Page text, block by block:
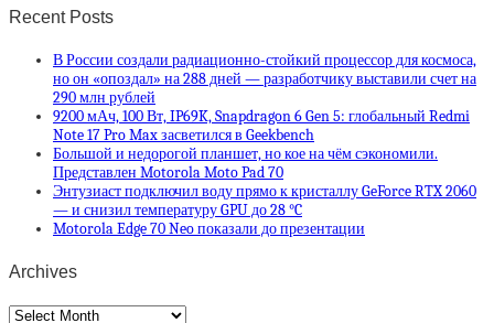
Recent Posts
В России создали радиационно-стойкий процессор для космоса,
но он «опоздал» на 288 дней — разработчику выставили счет на
290 млн рублей
9200 мАч, 100 Вт, IP69K, Snapdragon 6 Gen 5: глобальный Redmi
Note 17 Pro Max засветился в Geekbench
Большой и недорогой планшет, но кое на чём сэкономили.
Представлен Motorola Moto Pad 70
Энтузиаст подключил воду прямо к кристаллу GeForce RTX 2060
— и снизил температуру GPU до 28 °C
Motorola Edge 70 Neo показали до презентации
Archives
Archives